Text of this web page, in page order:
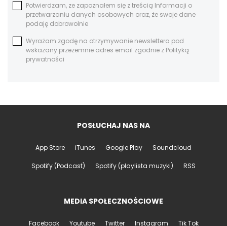
Potwierdzam, ze zapoznałem się z treścią Informacji o
przetwarzaniu danych osobowych oraz, że swoje dane
podaję dobrowolnie
Wyrażam zgodę na otrzymywanie newslettera pod
wskazany przezemnie adres email zgodnie z Polityką
prywatności
POSŁUCHAJ NAS NA
App Store iTunes Google Play Soundcloud
Spotify (Podcast) Spotify (playlista muzyki) RSS
MEDIA SPOŁECZNOŚCIOWE
Facebook Youtube Twitter Instagram Tik Tok